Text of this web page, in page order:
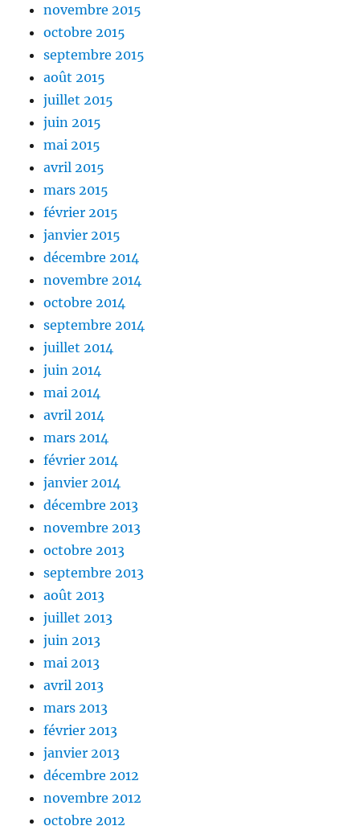
novembre 2015
octobre 2015
septembre 2015
août 2015
juillet 2015
juin 2015
mai 2015
avril 2015
mars 2015
février 2015
janvier 2015
décembre 2014
novembre 2014
octobre 2014
septembre 2014
juillet 2014
juin 2014
mai 2014
avril 2014
mars 2014
février 2014
janvier 2014
décembre 2013
novembre 2013
octobre 2013
septembre 2013
août 2013
juillet 2013
juin 2013
mai 2013
avril 2013
mars 2013
février 2013
janvier 2013
décembre 2012
novembre 2012
octobre 2012